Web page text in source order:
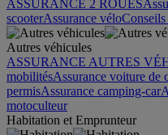
ASSURANCE 2 ROUES
scooterAssurance vélo
Autres véhicules
ASSURANCE AUTRES
mobilitésAssurance voiture de
permisAssurance camping-car
motoculteur
Habitation et Emprunteur